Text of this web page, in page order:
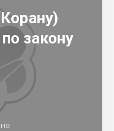
закону